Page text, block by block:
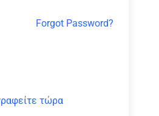
Forgot Password?
τώρα